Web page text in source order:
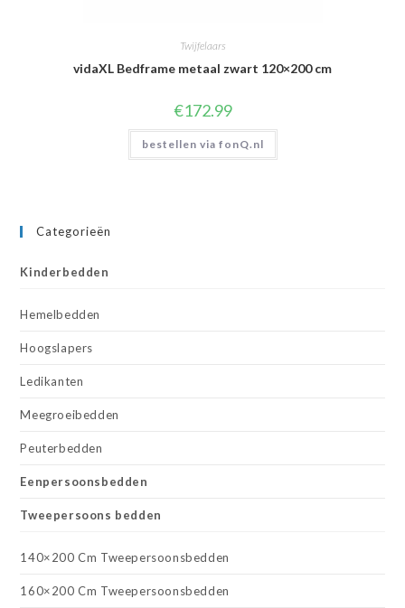
Twijfelaars
vidaXL Bedframe metaal zwart 120×200 cm
€172.99
bestellen via fonQ.nl
Categorieën
Kinderbedden
Hemelbedden
Hoogslapers
Ledikanten
Meegroeibedden
Peuterbedden
Eenpersoonsbedden
Tweepersoons bedden
140×200 Cm Tweepersoonsbedden
160×200 Cm Tweepersoonsbedden